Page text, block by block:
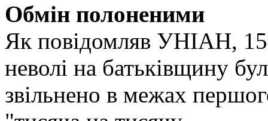
Обмін полоненими
Як повідомляв УНІАН, 15
неволі на батьківщину
звільнено в межах